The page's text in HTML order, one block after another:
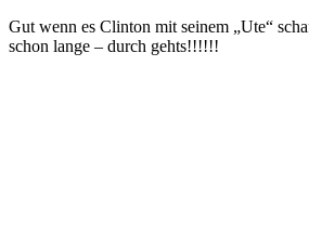
Gut wenn es Clinton mit seinem „Ute“
schon lange – durch gehts!!!!!!